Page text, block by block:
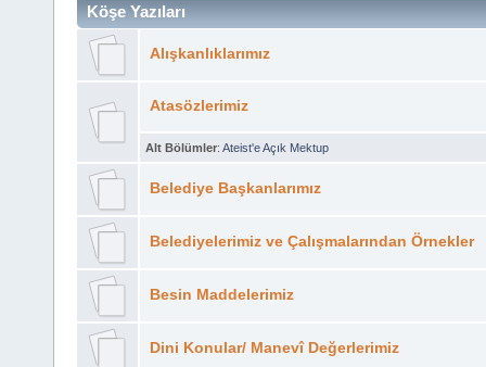
Köşe Yazıları
Alışkanlıklarımız
Atasözlerimiz
Alt Bölümler: Ateist'e Açık Mektup
Belediye Başkanlarımız
Belediyelerimiz ve Çalışmalarından Örnekler
Besin Maddelerimiz
Dini Konular/ Manevî Değerlerimiz